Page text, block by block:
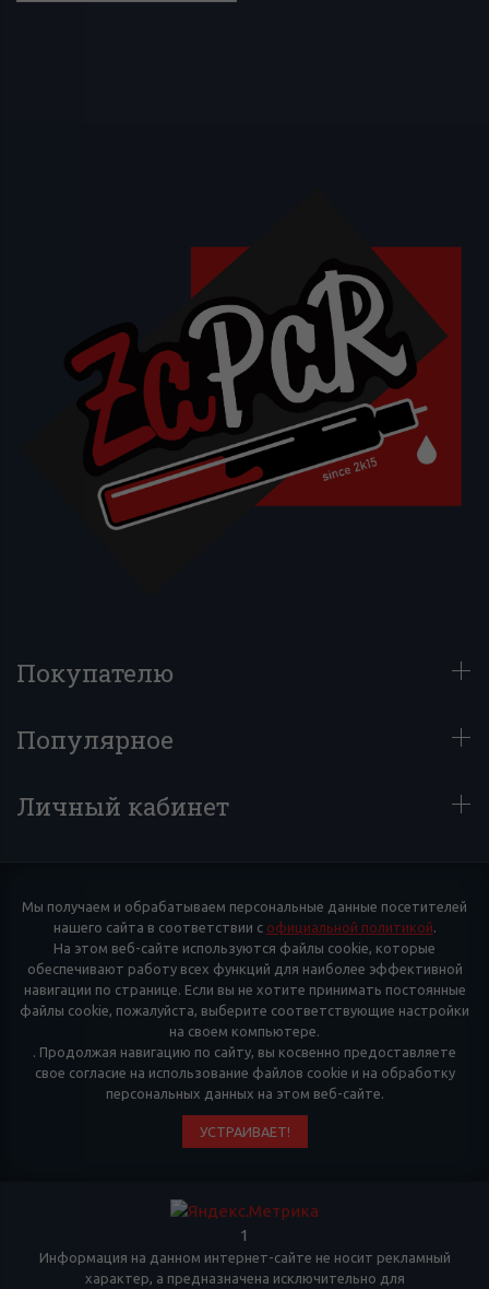
Покупателю
Популярное
Личный кабинет
Мы получаем и обрабатываем персональные данные посетителей
нашего сайта в соответствии с официальной политикой.
На этом веб-сайте используются файлы cookie, которые
обеспечивают работу всех функций для наиболее эффективной
навигации по странице. Если вы не хотите принимать постоянные
файлы cookie, пожалуйста, выберите соответствующие настройки
на своем компьютере.
. Продолжая навигацию по сайту, вы косвенно предоставляете
свое согласие на использование файлов cookie и на обработку
персональных данных на этом веб-сайте.
УСТРАИВАЕТ!
1
Информация на данном интернет-сайте не носит рекламный
характер, а предназначена исключительно для